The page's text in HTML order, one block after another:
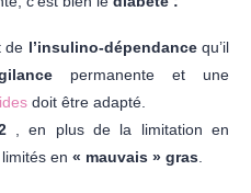
de l’insulino-dépendancequ’il
permanente et une
doit être adapté.
, en plus de la limitation en
en « mauvais » gras.